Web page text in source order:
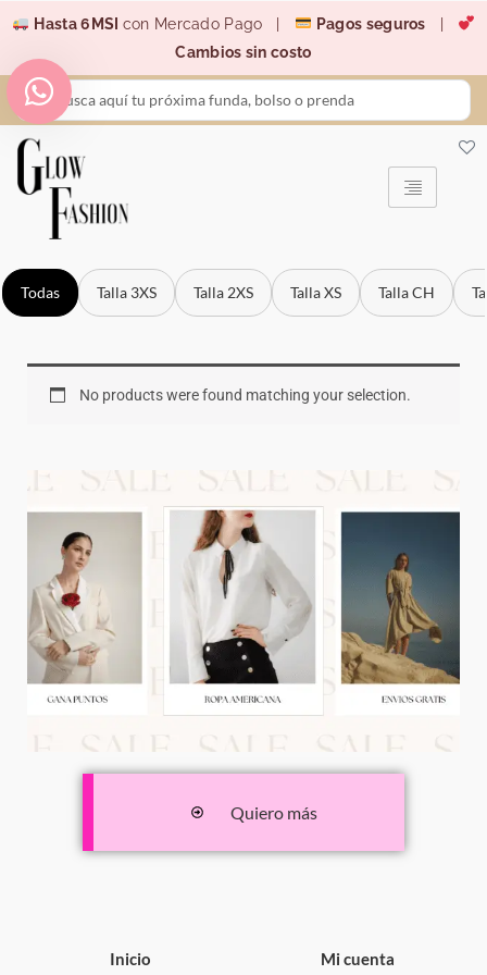
contenido
Hasta 6MSI con Mercado Pago | Pagos seguros
Cambios sin costo
Search
...
Todas Talla 3XS Talla 2XS Talla XS Talla CH
No products were found matching your selection.
Quiero más
Inicio Mi cuenta